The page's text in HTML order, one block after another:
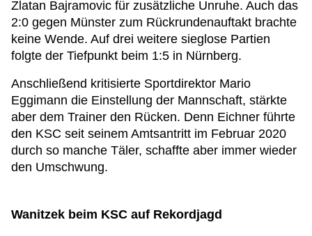
Zlatan Bajramovic für zusätzliche Unruhe. Auch das
2:0 gegen Münster zum Rückrundenauftakt brachte
keine Wende. Auf drei weitere sieglose Partien
folgte der Tiefpunkt beim 1:5 in Nürnberg.
Anschließend kritisierte Sportdirektor Mario
Eggimann die Einstellung der Mannschaft, stärkte
aber dem Trainer den Rücken. Denn Eichner führte
den KSC seit seinem Amtsantritt im Februar 2020
durch so manche Täler, schaffte aber immer wieder
den Umschwung.
Wanitzek beim KSC auf Rekordjagd